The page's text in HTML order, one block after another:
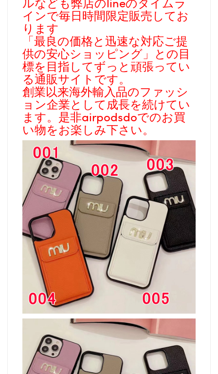
インで毎日時間限定販売してお
ります
「最良の価格と迅速な対応ご提
供の安心ショッピング」との目
標を目指してずっと頑張ってい
る通販サイトです。
創業以来海外輸入品のファッシ
ョン企業として成長を続けてい
ます。是非airpodsdoでのお買
い物をお楽しみ下さい。